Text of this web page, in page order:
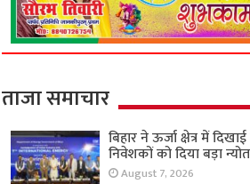
ताजा समाचार
बिहार ने ऊर्जा क्षेत्र में
निवेशकों को दिया बड़ा
August 7, 2026